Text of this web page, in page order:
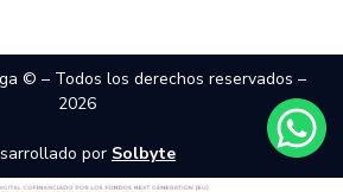
© – Todos los derechos reservados –
2026
por Solbyte